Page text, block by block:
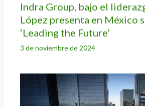
Indra Group, bajo el
López presenta en México
‘Leading the Future’
3 de noviembre de 2024